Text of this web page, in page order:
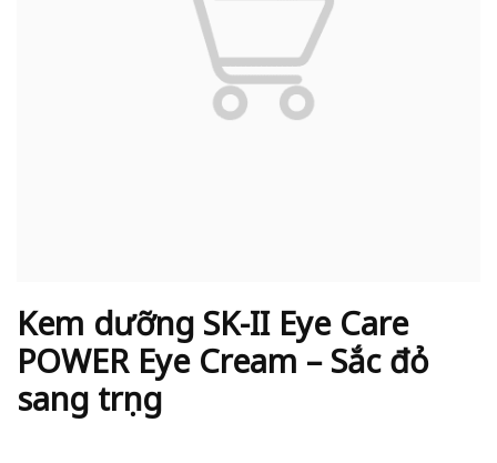
Kem dưỡng SK-II Eye Care
POWER Eye Cream – Sắc đỏ
sang trọng